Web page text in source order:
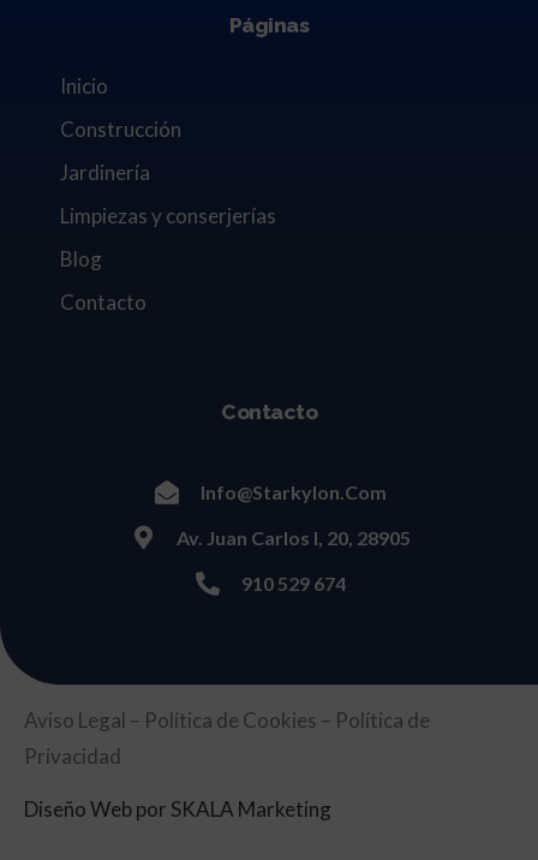
Páginas
Inicio
Construcción
Jardinería
Limpiezas y conserjerías
Blog
Contacto
Contacto
Info@starkylon.com
Av. Juan Carlos I, 20, 28905
910 529 674
Aviso Legal – Política de Cookies – Política de
Privacidad
Diseño Webpor SKALA Marketing